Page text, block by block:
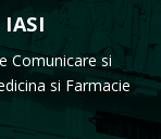
IASI
Comunicare si
si Farmacie